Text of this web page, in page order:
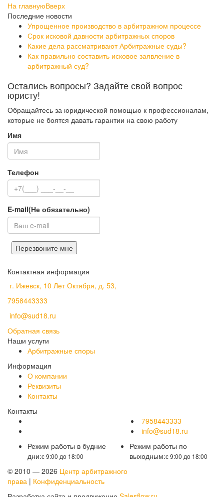
На главнуюВверх
Последние новости
Упрощенное производство в арбитражном процессе
Срок исковой давности арбитражных споров
Какие дела рассматривают Арбитражные суды?
Как правильно составить исковое заявление в
арбитражный суд?
Остались вопросы? Задайте свой вопрос
юристу!
Обращайтесь за юридической помощью к профессионалам,
которые не боятся давать гарантии на свою работу
Имя
Телефон
E-mail(Не обязательно)
Перезвоните мне
Контактная информация
г. Ижевск, 10 Лет Октября, д. 53,
7958443333
info@sud18.ru
Обратная связь
Наши услуги
Арбитражные споры
Информация
О компании
Реквизиты
Контакты
Контакты
7958443333
info@sud18.ru
Режим работы в будние
дни:с 9:00 до 18:00
Режим работы по
выходным:с 9:00 до 18:00
© 2010 — 2026 Центр арбитражного
права | Конфиденциальность